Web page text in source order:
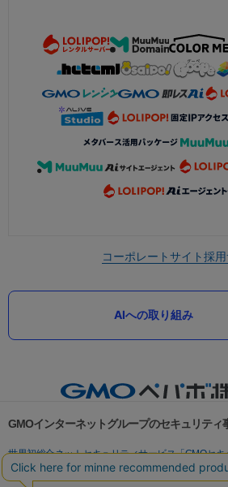
コーポレートサイト採用
AIへの取り組み
GMOインターネットグループのセキュリティ
世界初総合ネットセキュリティサービス「GMOセキ
パスワード漏洩診断
Webサイトリスク診断